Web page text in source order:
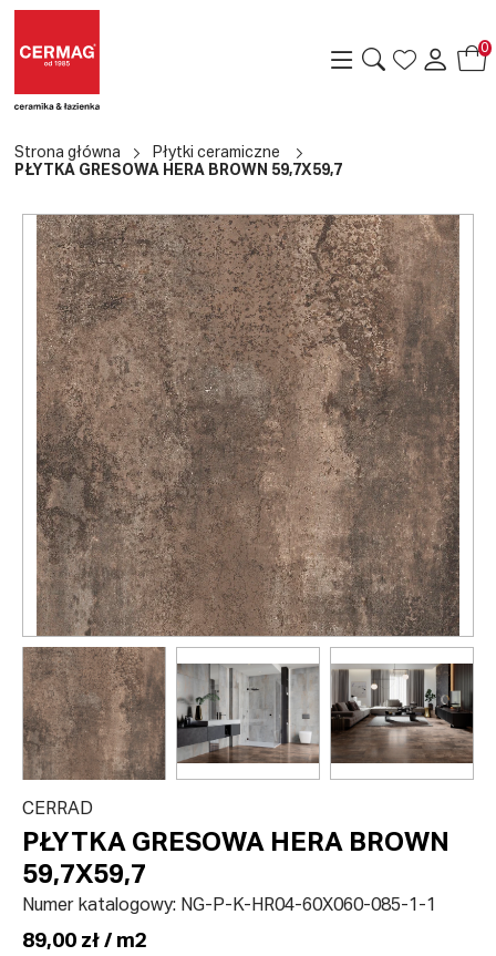
0
Strona główna
Płytki ceramiczne
PŁYTKA GRESOWA HERA BROWN 59,7X59,7
CERRAD
PŁYTKA GRESOWA HERA BROWN
59,7X59,7
Numer katalogowy: NG-P-K-HR04-60X060-085-1-1
89,00 zł / m2